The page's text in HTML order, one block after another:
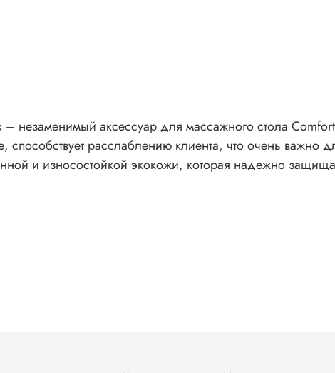
– незаменимый аксессуар для массажного стола
расслаблению клиента, что очень важно
и износостойкой экокожи, которая надежно